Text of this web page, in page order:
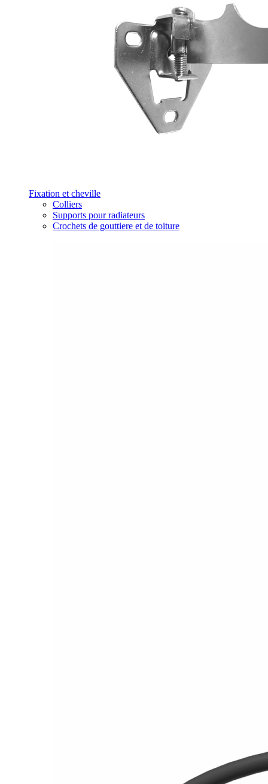
Fixation et cheville
Colliers
Supports pour radiateurs
Crochets de gouttiere et de toiture